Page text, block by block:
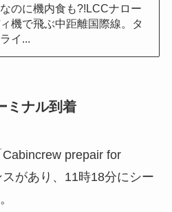
のに機内食も?!LCCナロー
機で飛ぶ中距離国際線。タ
イ...
ミナル到着
prepair for
があり、11時18分にシー